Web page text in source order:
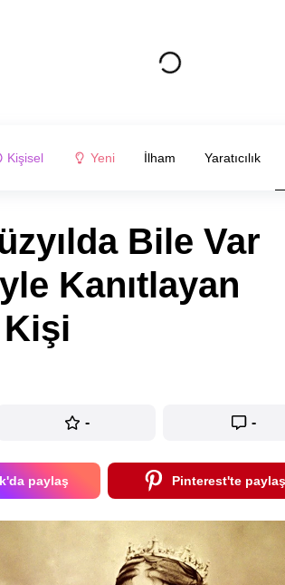
Kişisel Yeni İlham Yaratıcılık
Bile Var
Kanıtlayan
- -
paylaş Pinterest'te paylaş